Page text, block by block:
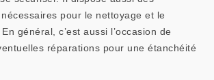
pour le nettoyage et le
général, c’est aussi l’occasion de
réparations pour une étanchéité